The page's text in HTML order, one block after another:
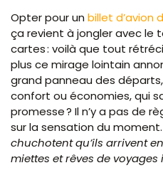
Opter pour un billet d’avion
ça revient à jongler avec le
cartes : voilà que tout
plus ce mirage lointain
grand panneau des
confort ou économies, qui
promesse ? Il n’y a pas de
sur la sensation du moment.
chuchotent qu’ils arrivent
miettes et rêves de